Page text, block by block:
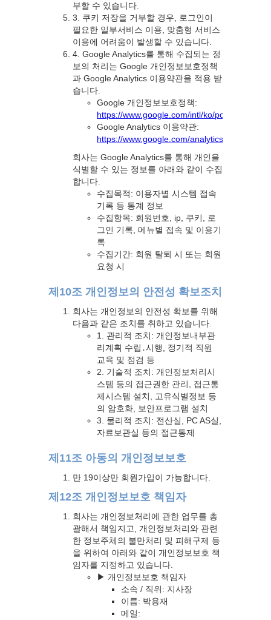
부할 수 있습니다.
3. 쿠키 저장을 거부할 경우, 로그인이
필요한 일부서비스 이용, 맞춤형 서비스
이용에 어려움이 발생할 수 있습니다.
4. Google Analytics를 통해 수집되는 정
보의 처리는 Google 개인정보보호정책
과 Google Analytics 이용약관을 적용 받
습니다.
Google 개인정보보호정책:
https://www.google.com/intl/ko/policies/
Google Analytics 이용약관:
https://www.google.com/analytics/terms/
회사는 Google Analytics를 통해 개인을
식별할 수 있는 정보를 아래와 같이 수집
합니다.
수집목적: 이용자별 시스템 접속
기록 등 통계 정보
수집항목: 회원번호, ip, 쿠키, 로
그인 기록, 메뉴별 접속 및 이용기
록
수집기간: 회원 탈퇴 시 또는 회원
요청 시
제10조 개인정보의 안전성 확보조치
회사는 개인정보의 안전성 확보를 위해
다음과 같은 조치를 취하고 있습니다.
1. 관리적 조치: 개인정보내부관
리계획 수립․시행, 정기적 직원
교육 및 점검 등
2. 기술적 조치: 개인정보처리시
스템 등의 접근권한 관리, 접근통
제시스템 설치, 고유식별정보 등
의 암호화, 보안프로그램 설치
3. 물리적 조치: 전산실, PC AS실,
자료보관실 등의 접근통제
제11조 아동의 개인정보보호
만 19이상만 회원가입이 가능합니다.
제12조 개인정보보호 책임자
회사는 개인정보처리에 관한 업무를 총
괄해서 책임지고, 개인정보처리와 관련
한 정보주체의 불만처리 및 피해구제 등
을 위하여 아래와 같이 개인정보보호 책
임자를 지정하고 있습니다.
▶ 개인정보보호 책임자
소속 / 직위: 지사장
이름: 박용재
메일: